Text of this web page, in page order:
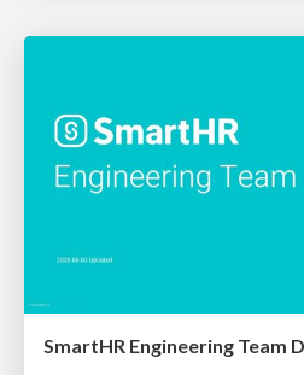
SmartHR Engineering Team